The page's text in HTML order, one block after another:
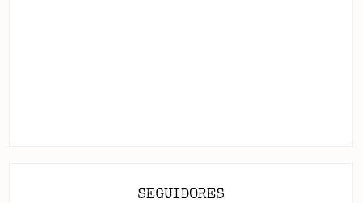
SEGUIDORES